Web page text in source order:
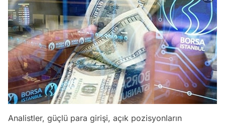
Analistler, güçlü para girişi, açık pozisyonların